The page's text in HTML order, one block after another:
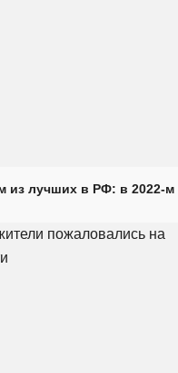
из лучших в РФ: в 2022-м